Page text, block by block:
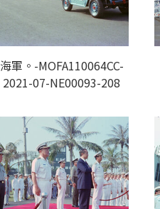
海軍。-MOFA110064CC-
2021-07-NE00093-208